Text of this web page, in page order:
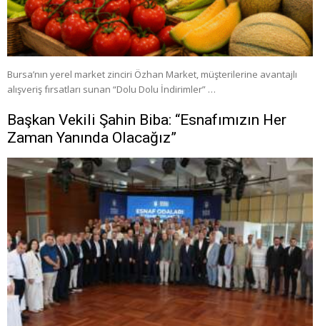
Bursa’nın yerel market zinciri Özhan Market, müşterilerine avantajlı
alışveriş fırsatları sunan “Dolu Dolu İndirimler” …
Başkan Vekili Şahin Biba: “Esnafımızın Her
Zaman Yanında Olacağız”